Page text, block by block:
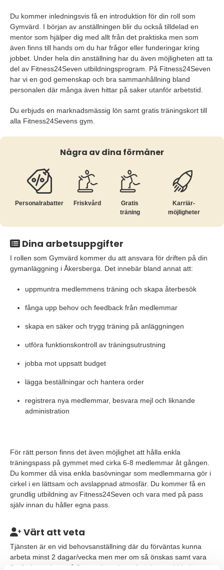
Du kommer inledningsvis få en introduktion för din roll som
Gymvärd. I början av anställningen blir du också tilldelad en
mentor som hjälper dig med allt från det praktiska men som
även finns till hands om du har frågor eller funderingar kring
jobbet. Under hela din anställning har du även möjligheten att ta
del av Fitness24Seven utbildningsprogram. På Fitness24Seven
har vi en god gemenskap och bra sammanhållning bland
personalen där många även hittar på saker utanför arbetstid.
Du erbjuds en marknadsmässig lön samt gratis träningskort till
alla Fitness24Sevens gym.
Några av dina förmåner
Personalrabatter Friskvård
Gratis
träning
Karriär­
möjligheter
Dina arbetsuppgifter
I rollen som Gymvärd kommer du att ansvara för driften på din
gymanläggning i Åkersberga. Det innebär bland annat att:
uppmuntra medlemmens träning och skapa återbesök
fånga upp behov och feedback från medlemmar
skapa en säker och trygg träning på anläggningen
utföra funktionskontroll av träningsutrustning
jobba mot uppsatt budget
lägga beställningar och hantera order
registrera nya medlemmar, besvara mejl och liknande
administration
För rätt person finns det även möjlighet att hålla enkla
träningspass på gymmet med cirka 6-8 medlemmar åt gången.
Du kommer då visa enkla basövningar som medlemmarna gör i
cirkel i en lättsam och avslappnad atmosfär. Du kommer få en
grundlig utbildning av Fitness24Seven och vara med på pass
själv innan du håller egna pass.
Värt att veta
Tjänsten är en vid behovsanställning där du förväntas kunna
arbeta minst 2 dagar/vecka men mer om så önskas samt vara
flexibel att arbeta på flera anläggningar i närheten vid behov.